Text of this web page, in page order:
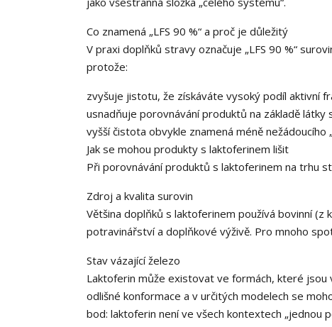
Co znamená „LFS 90 %“ a proč je důležitý
V praxi doplňků stravy označuje „LFS 90 %“
protože:
zvyšuje jistotu, že získáváte vysoký podíl aktivní
usnadňuje porovnávání produktů na základě látky
vyšší čistota obvykle znamená méně nežádoucího
Jak se mohou produkty s laktoferinem lišit
Při porovnávání produktů s laktoferinem na trhu
Zdroj a kvalita surovin
Většina doplňků s laktoferinem používá bovinní (z
potravinářství a doplňkové výživě. Pro mnoho
Stav vázající železo
Laktoferin může existovat ve formách, které jsou
odlišné konformace a v určitých modelech se
bod: laktoferin není ve všech kontextech „jednou